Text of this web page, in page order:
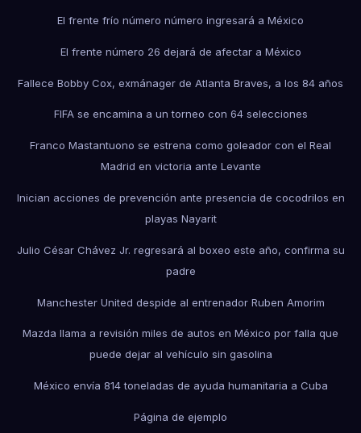
El frente frío número número ingresará a México
El frente número 26 dejará de afectar a México
Fallece Bobby Cox, exmánager de Atlanta Braves, a los 84 años
FIFA se encamina a un torneo con 64 selecciones
Franco Mastantuono se estrena como goleador con el Real
Madrid en victoria ante Levante
Inician acciones de prevención ante presencia de cocodrilos en
playas Nayarit
Julio César Chávez Jr. regresará al boxeo este año, confirma su
padre
Manchester United despide al entrenador Ruben Amorim
Mazda llama a revisión miles de autos en México por falla que
puede dejar al vehículo sin gasolina
México envía 814 toneladas de ayuda humanitaria a Cuba
Página de ejemplo